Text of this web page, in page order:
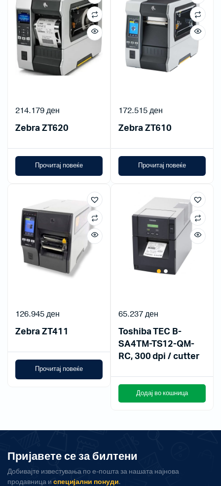
Zebra ZT620
214.179ден
Прочитај повеќе
Zebra ZT610
172.515ден
Прочитај повеќе
Zebra ZT411
126.945ден
Прочитај повеќе
Toshiba TEC B-
SA4TM-TS12-QM-
RC, 300 dpi / cutter
65.237ден
Додај во кошница
Пријавете се за билтени
Добивајте известувања по е-пошта за нашата најнова
продавница и специјални понуди.